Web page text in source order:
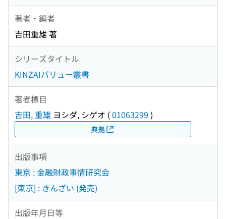
著者・編者
吉田重雄 著
シリーズタイトル
KINZAIバリュー叢書
著者標目
吉田, 重雄 ヨシダ, シゲオ (01063299 )
典拠
出版事項
東京 : 金融財政事情研究会
[東京] : きんざい (発売)
出版年月日等